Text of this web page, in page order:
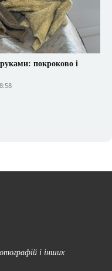
покроково і
і інших